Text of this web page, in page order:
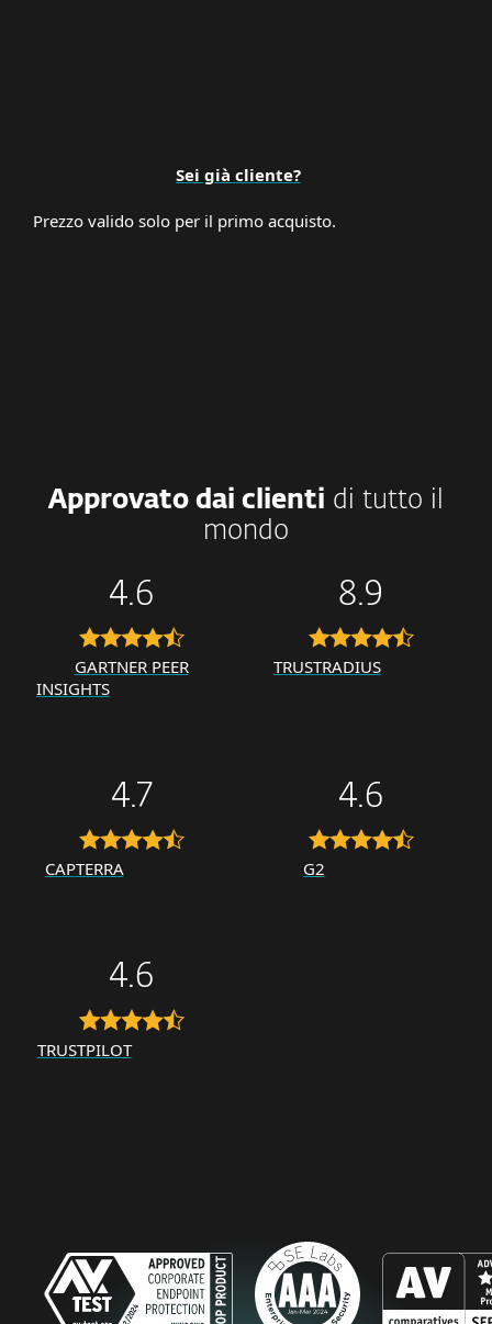
Sei già cliente?
Prezzo valido solo per il primo acquisto.
Approvato dai clienti di tutto il
mondo
4.6
GARTNER PEER
INSIGHTS
8.9
TRUSTRADIUS
4.7
CAPTERRA
4.6
G2
4.6
TRUSTPILOT